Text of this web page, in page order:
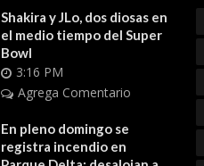
Shakira y JLo, dos diosas en
el medio tiempo del Super
Bowl
3:16 PM
Agrega Comentario
En pleno domingo se
registra incendio en